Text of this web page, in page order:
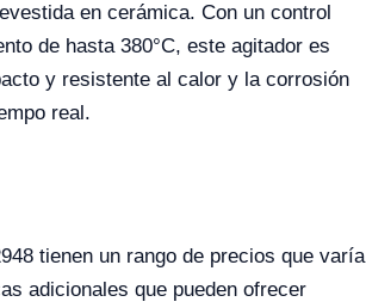
en cerámica. Con un control
de hasta 380°C, este agitador es
y resistente al calor y la corrosión
real.
tienen un rango de precios que varía
adicionales que pueden ofrecer